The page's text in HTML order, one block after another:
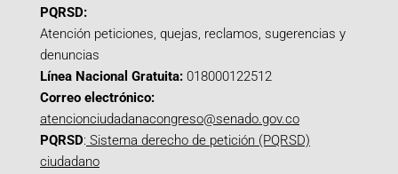
PQRSD:
Atención peticiones, quejas, reclamos, sugerencias y
denuncias
Línea Nacional Gratuita: 018000122512
Correo electrónico:
atencionciudadanacongreso@senado.gov.co
PQRSD: Sistema derecho de petición (PQRSD)
ciudadano